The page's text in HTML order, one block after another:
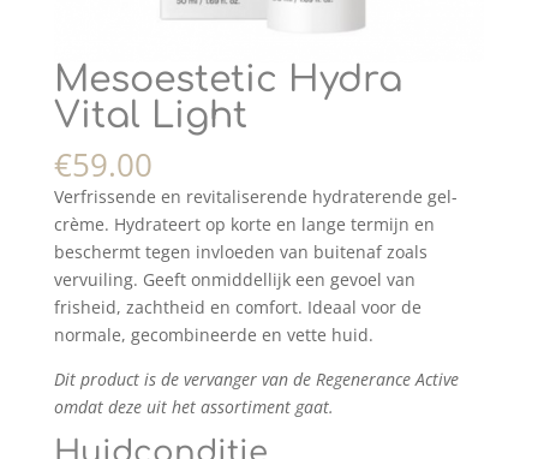
Mesoestetic Hydra
Vital Light
€59.00
Verfrissende en revitaliserende hydraterende gel-
crème. Hydrateert op korte en lange termijn en
beschermt tegen invloeden van buitenaf zoals
vervuiling. Geeft onmiddellijk een gevoel van
frisheid, zachtheid en comfort. Ideaal voor de
normale, gecombineerde en vette huid.
Dit product is de vervanger van de Regenerance Active
omdat deze uit het assortiment gaat.